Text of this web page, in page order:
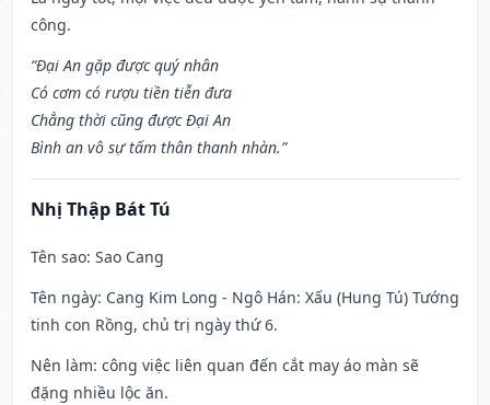
công.
“Đại An gặp được quý nhân
Có cơm có rượu tiền tiễn đưa
Chẳng thời cũng được Đại An
Bình an vô sự tấm thân thanh nhàn.”
Nhị Thập Bát Tú
Tên sao: Sao Cang
Tên ngày: Cang Kim Long - Ngô Hán: Xấu (Hung Tú) Tướng
tinh con Rồng, chủ trị ngày thứ 6.
Nên làm: công việc liên quan đến cắt may áo màn sẽ
đặng nhiều lộc ăn.